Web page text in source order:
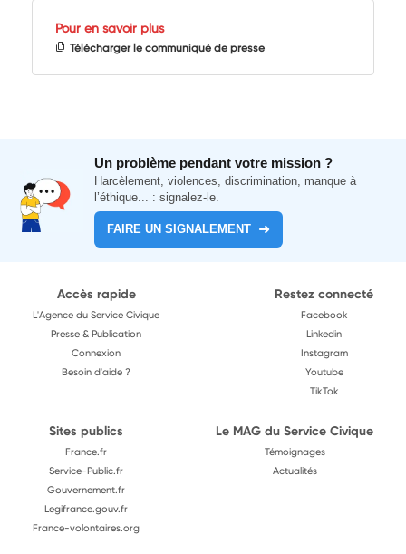
Pour en savoir plus
Télécharger le communiqué de presse
Un problème pendant votre mission ?
Harcèlement, violences, discrimination, manque à
l’éthique... : signalez-le.
FAIRE UN SIGNALEMENT
Accès rapide
L'Agence du Service Civique
Presse & Publication
Connexion
Besoin d'aide ?
Restez connecté
Facebook
Linkedin
Instagram
Youtube
TikTok
Sites publics
France.fr
Service-Public.fr
Gouvernement.fr
Legifrance.gouv.fr
France-volontaires.org
Le MAG du Service Civique
Témoignages
Actualités